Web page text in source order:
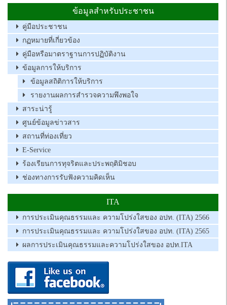
ข้อมูลสำหรับประชาชน
คู่มือประชาชน
กฏหมายที่เกี่ยวข้อง
คู่มือหรือมาตราฐานการปฏิบัติงาน
ข้อมูลการให้บริการ
ข้อมูลสถิติการให้บริการ
รายงานผลการสำรวจความพึงพอใจ
สาระน่ารู้
ศูนย์ข้อมูลข่าวสาร
สถานที่ท่องเที่ยว
E-Service
ร้องเรียนการทุจริตและประพฤติมิชอบ
ช่องทางการรับฟังความคิดเห็น
ITA
การประเมินคุณธรรมและ ความโปร่งใสของ อปท. (ITA) 2566
การประเมินคุณธรรมและ ความโปร่งใสของ อปท. (ITA) 2565
ผลการประเมินคุณธรรมและความโปร่งใสของ อปท.ITA